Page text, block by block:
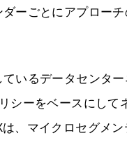
ーごとにアプロー
いるデータセンタ
シーをベースにし
、マイクロセグメ